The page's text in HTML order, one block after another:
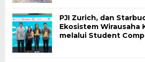
PJI Zurich, dan
Ekosistem Wirausaha
melalui Student